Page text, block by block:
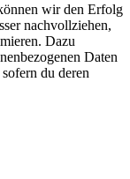
wir den Erfolg
nachvollziehen,
Dazu
Daten
du deren